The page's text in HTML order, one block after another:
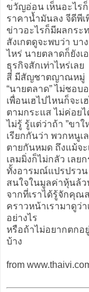
ขวัญอ่อน เห็นอะไร
ราคาน้ำมันลง จีดีพีเ
ข่าวอะไรก็มีผลกระ
สังเกตดูจะพบว่า บา
ไหร่ นายตลาดก็ยังเ
ธุรกิจสักเท่าไหร่เลย
สี่ มีสัญชาตญาณหมู่
“นายตลาด” ไม่ชอบ
เพื่อนเฮไปไหนก็จะ
ตามกระแส ไม่ค่อยไ
ไม่รู้ รู้แต่ว่าถ้า ”ขา
เรียกกันว่า พวกหนูเ
ตายกันหมด ถึงแม้จะ
เลมมิ่งก็ไม่กลัว เลย
ทั้งอารมณ์แปรปรวน
สนใจในมูลค่าหุ้นล้
จากที่เราได้รู้จักคุณ
คราวหน้าเรามาดูว่
อย่างไร
หรือถ้าไม่อยากตกอ
บ้าง
from